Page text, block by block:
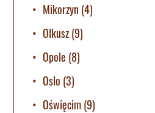
Mikorzyn (4)
Olkusz(9)
Opole (8)
Oslo (3)
Oświęcim(9)